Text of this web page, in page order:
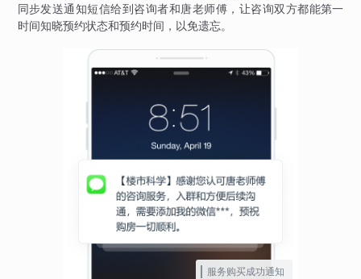
同步发送通知短信给到咨询者和唐老师傅，让咨询双方都能第一
时间知晓预约状态和预约时间，以免遗忘。
服务购买成功通知